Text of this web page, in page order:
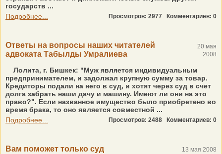
государств ...
Подробнее...
Просмотров: 2977 Комментариев: 0
Ответы на вопросы наших читателей
адвоката Табылды Умралиева
20 мая
2008
Лолита, г. Бишкек: "Муж является индивидуальным
предпринимателем, и задолжал крупную сумму за товар.
Кредиторы подали на него в суд, и хотят через суд в счет
долга забрать наши дачу и машину. Имеют ли они на это
право?". Если названное имущество было приобретено во
время брака, то оно является совместной ...
Подробнее...
Просмотров: 2488 Комментариев: 0
Вам поможет только суд 13 мая 2008